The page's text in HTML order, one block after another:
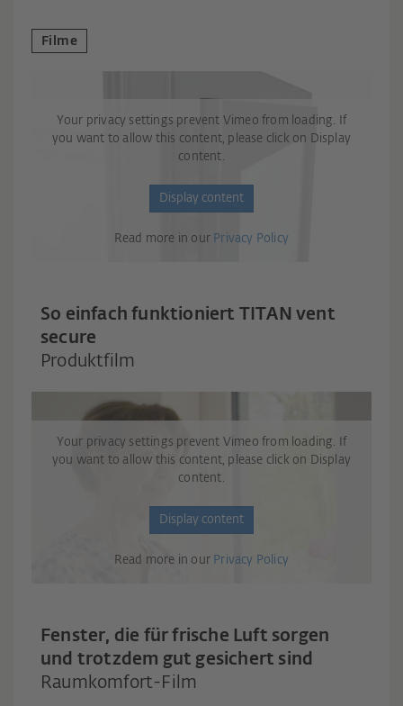
Filme
Your privacy settings prevent Vimeo from loading. If
you want to allow this content, please click on Display
content.
Display content
Read more in our Privacy Policy
So einfach funktioniert TITAN vent
secure
Produktfilm
Your privacy settings prevent Vimeo from loading. If
you want to allow this content, please click on Display
content.
Display content
Read more in our Privacy Policy
Fenster, die für frische Luft sorgen
und trotzdem gut gesichert sind
Raumkomfort-Film